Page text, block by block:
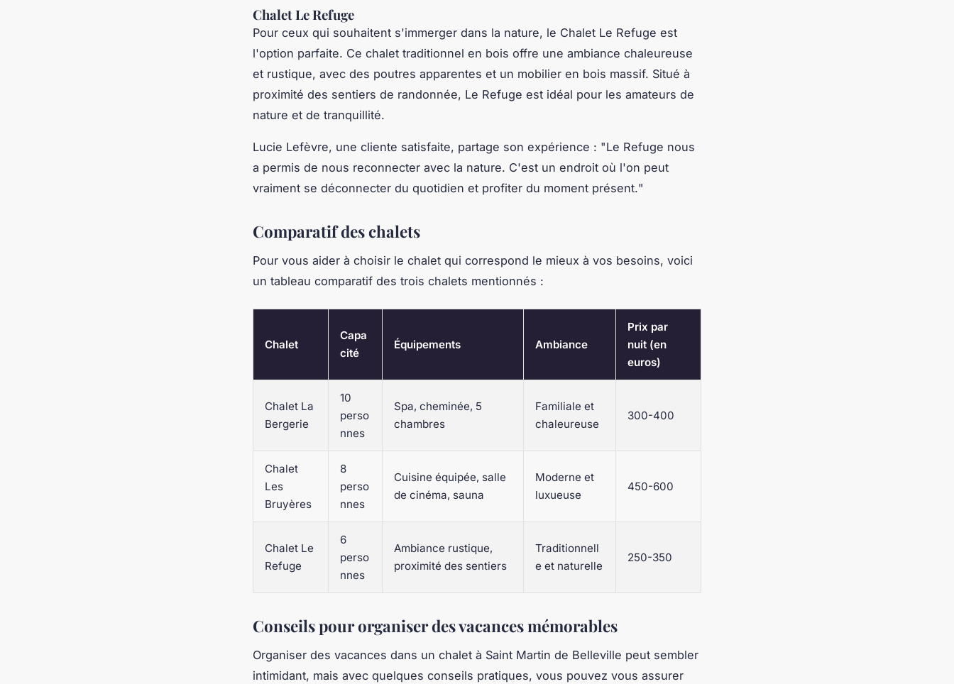
Chalet Le Refuge
Pour ceux qui souhaitent s'immerger dans la nature, le Chalet Le Refuge est
l'option parfaite. Ce chalet traditionnel en bois offre une ambiance chaleureuse
et rustique, avec des poutres apparentes et un mobilier en bois massif. Situé à
proximité des sentiers de randonnée, Le Refuge est idéal pour les amateurs de
nature et de tranquillité.
Lucie Lefèvre, une cliente satisfaite, partage son expérience : "Le Refuge nous
a permis de nous reconnecter avec la nature. C'est un endroit où l'on peut
vraiment se déconnecter du quotidien et profiter du moment présent."
Comparatif des chalets
Pour vous aider à choisir le chalet qui correspond le mieux à vos besoins, voici
un tableau comparatif des trois chalets mentionnés :
Chalet
Capa
cité
Équipements Ambiance
Prix par
nuit (en
euros)
Chalet La
Bergerie
10
perso
nnes
Spa, cheminée, 5
chambres
Familiale et
chaleureuse
300-400
Chalet
Les
Bruyères
8
perso
nnes
Cuisine équipée, salle
de cinéma, sauna
Moderne et
luxueuse
450-600
Chalet Le
Refuge
6
perso
nnes
Ambiance rustique,
proximité des sentiers
Traditionnell
e et naturelle
250-350
Conseils pour organiser des vacances mémorables
Organiser des vacances dans un chalet à Saint Martin de Belleville peut sembler
intimidant, mais avec quelques conseils pratiques, vous pouvez vous assurer